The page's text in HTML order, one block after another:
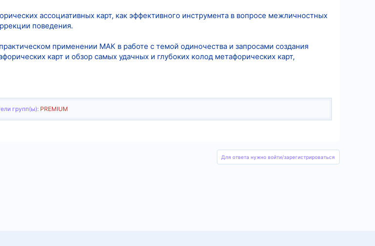
ассоциативных карт, как эффективного инструмента в вопросе межличностных
поведения.
применении МАК в работе с темой одиночества и запросами создания
карт и обзор самых удачных и глубоких колод метафорических карт,
групп(ы): PREMIUM
Для ответа нужно войти/зарегистрироваться